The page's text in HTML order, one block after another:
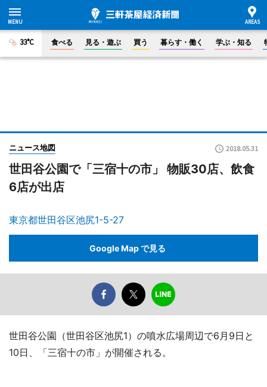
33°C 食べる 見る・遊ぶ 買う 暮らす・働く 学ぶ・知る
ニュース地図 2018.05.31
世田谷公園で「三宿十の市」 物販30店、飲食
6店が出店
東京都世田谷区池尻1-5-27
Google Map で見る
世田谷公園（世田谷区池尻1）の噴水広場周辺で6月9日と
10日、「三宿十の市」が開催される。